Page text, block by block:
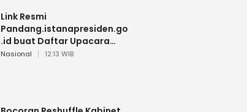
Link Resmi
Pandang.istanapresiden.go
.id buat Daftar Upacara
Bendera HUT RI di Istana
Nasional 12:13 WIB